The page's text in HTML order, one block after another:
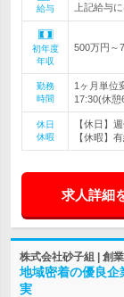
給与
上記給与
初年度
年収
500万円～
勤務
時間
1ヶ月単位
17:30(休憩
休日
休暇
【休日】
【休暇】
求人詳細
株式会社砂子組 | 創
地域密着の優良
実